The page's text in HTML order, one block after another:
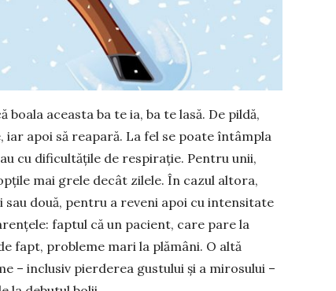
aceasta ba te ia, ba te lasă. De pildă,
iar apoi să reapară. La fel se poate întâmpla
cu dificultățile de respirație. Pentru unii,
mai grele decât zilele. În cazul al­tora,
două, pentru a reveni apoi cu intensitate
faptul că un pacient, care pare la
fapt, probleme mari la plă­mâni. O altă
– in­clu­siv pierderea gustului și a mirosului –